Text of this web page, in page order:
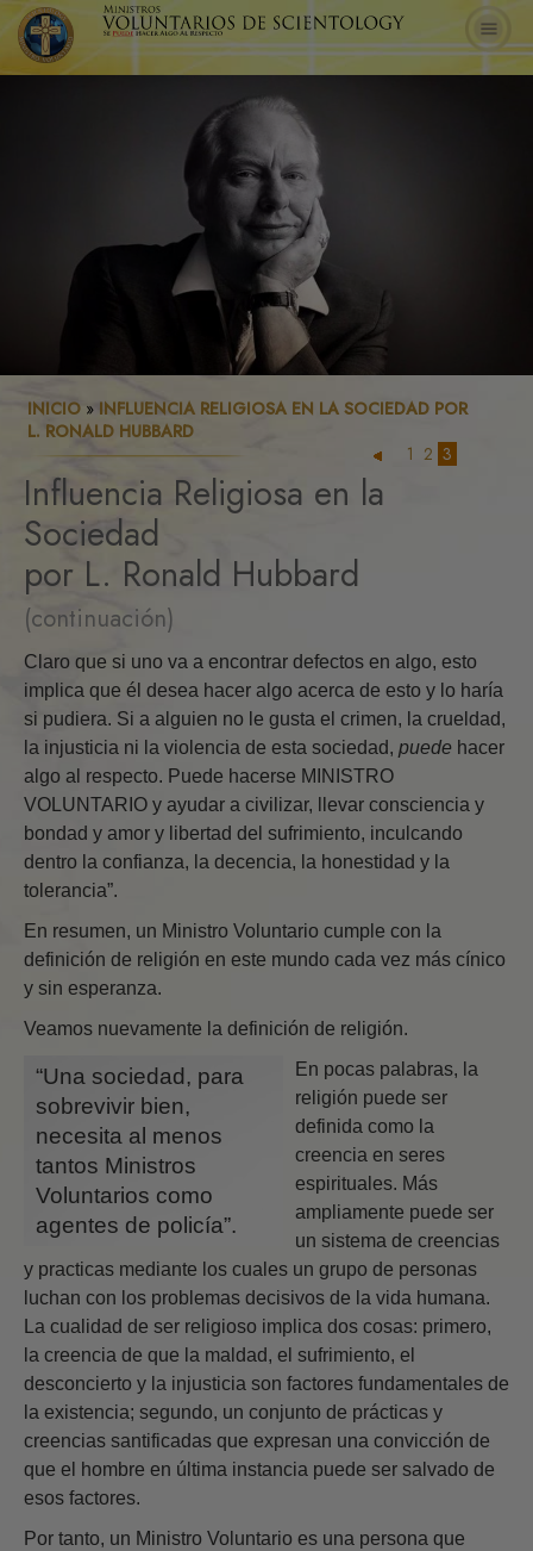
INICIO » INFLUENCIA RELIGIOSA EN LA SOCIEDAD POR
L. RONALD HUBBARD
1 2 3
Influencia Religiosa en la
Sociedad
por L. Ronald Hubbard
(continuación)
Claro que si uno va a encontrar defectos en algo, esto
implica que él desea hacer algo acerca de esto y lo haría
si pudiera. Si a alguien no le gusta el crimen, la crueldad,
la injusticia ni la violencia de esta sociedad, puede hacer
algo al respecto. Puede hacerse MINISTRO
VOLUNTARIO y ayudar a civilizar, llevar consciencia y
bondad y amor y libertad del sufrimiento, inculcando
dentro la confianza, la decencia, la honestidad y la
tolerancia”.
En resumen, un Ministro Voluntario cumple con la
definición de religión en este mundo cada vez más cínico
y sin esperanza.
Veamos nuevamente la definición de religión.
“Una sociedad, para
sobrevivir bien,
necesita al menos
tantos Ministros
Voluntarios como
agentes de policía”.
En pocas palabras, la
religión puede ser
definida como la
creencia en seres
espirituales. Más
ampliamente puede ser
un sistema de creencias
y practicas mediante los cuales un grupo de personas
luchan con los problemas decisivos de la vida humana.
La cualidad de ser religioso implica dos cosas: primero,
la creencia de que la maldad, el sufrimiento, el
desconcierto y la injusticia son factores fundamentales de
la existencia; segundo, un conjunto de prácticas y
creencias santificadas que expresan una convicción de
que el hombre en última instancia puede ser salvado de
esos factores.
Por tanto, un Ministro Voluntario es una persona que